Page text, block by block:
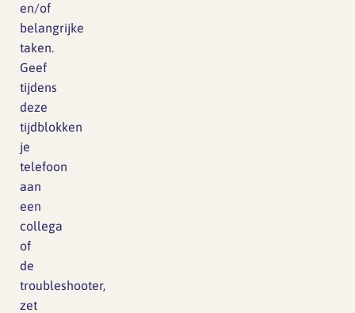
en/of
belangrijke
taken.
Geef
tijdens
deze
tijdblokken
je
telefoon
aan
een
collega
of
de
troubleshooter,
zet